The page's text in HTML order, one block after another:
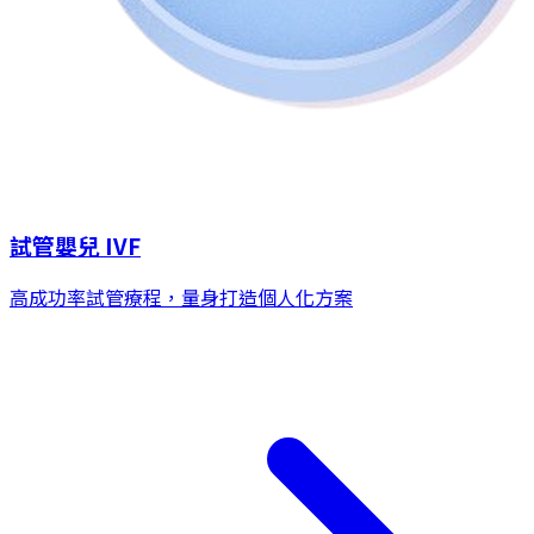
試管嬰兒 IVF
高成功率試管療程，量身打造個人化方案